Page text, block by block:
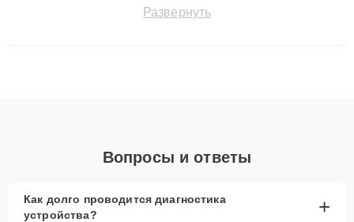
сохранением гарантии до 3 лет. Наши мастера решают
Развернуть
Вопросы и ответы
Как долго проводится диагностика
устройства?
+